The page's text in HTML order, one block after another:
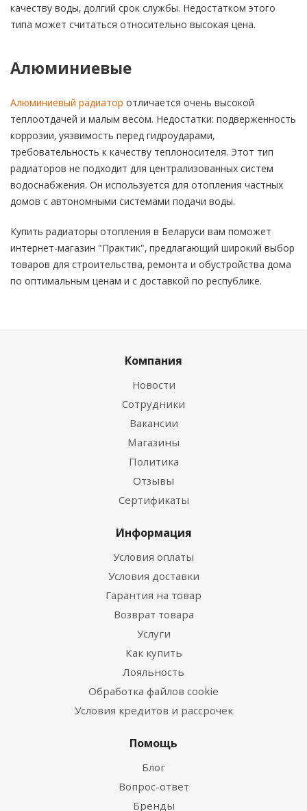
качеству воды, долгий срок службы. Недостатком этого
типа может считаться относительно высокая цена.
Алюминиевые
Алюминиевый радиатор отличается очень высокой
теплоотдачей и малым весом. Недостатки: подверженность
коррозии, уязвимость перед гидроударами,
требовательность к качеству теплоносителя. Этот тип
радиаторов не подходит для централизованных систем
водоснабжения. Он используется для отопления частных
домов с автономными системами подачи воды.
Купить радиаторы отопления в Беларуси вам поможет
интернет-магазин "Практик", предлагающий широкий выбор
товаров для строительства, ремонта и обустройства дома
по оптимальным ценам и с доставкой по республике.
Компания
Новости
Сотрудники
Вакансии
Магазины
Политика
Отзывы
Сертификаты
Информация
Условия оплаты
Условия доставки
Гарантия на товар
Возврат товара
Услуги
Как купить
Лояльность
Обработка файлов cookie
Условия кредитов и рассрочек
Помощь
Блог
Вопрос-ответ
Бренды